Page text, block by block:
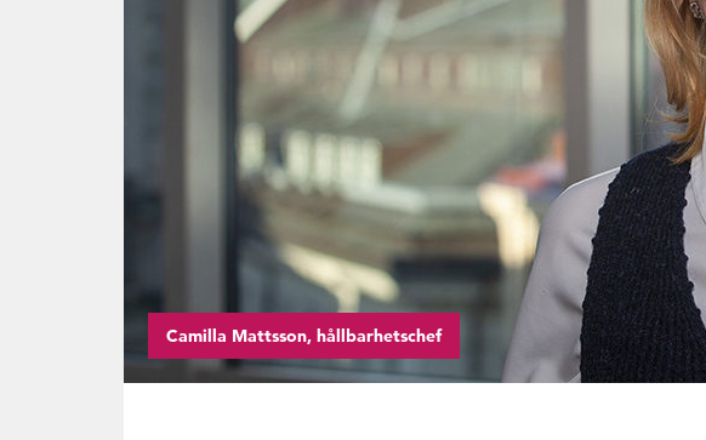
Camilla Mattsson, hållbarhetschef